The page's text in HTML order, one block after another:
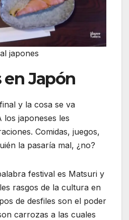
japones
en Japón
y la cosa se va
los japoneses les
Comidas, juegos,
la pasaría mal, ¿no?
festival es Matsuri y
rasgos de la cultura en
de desfiles son el poder
carrozas a las cuales